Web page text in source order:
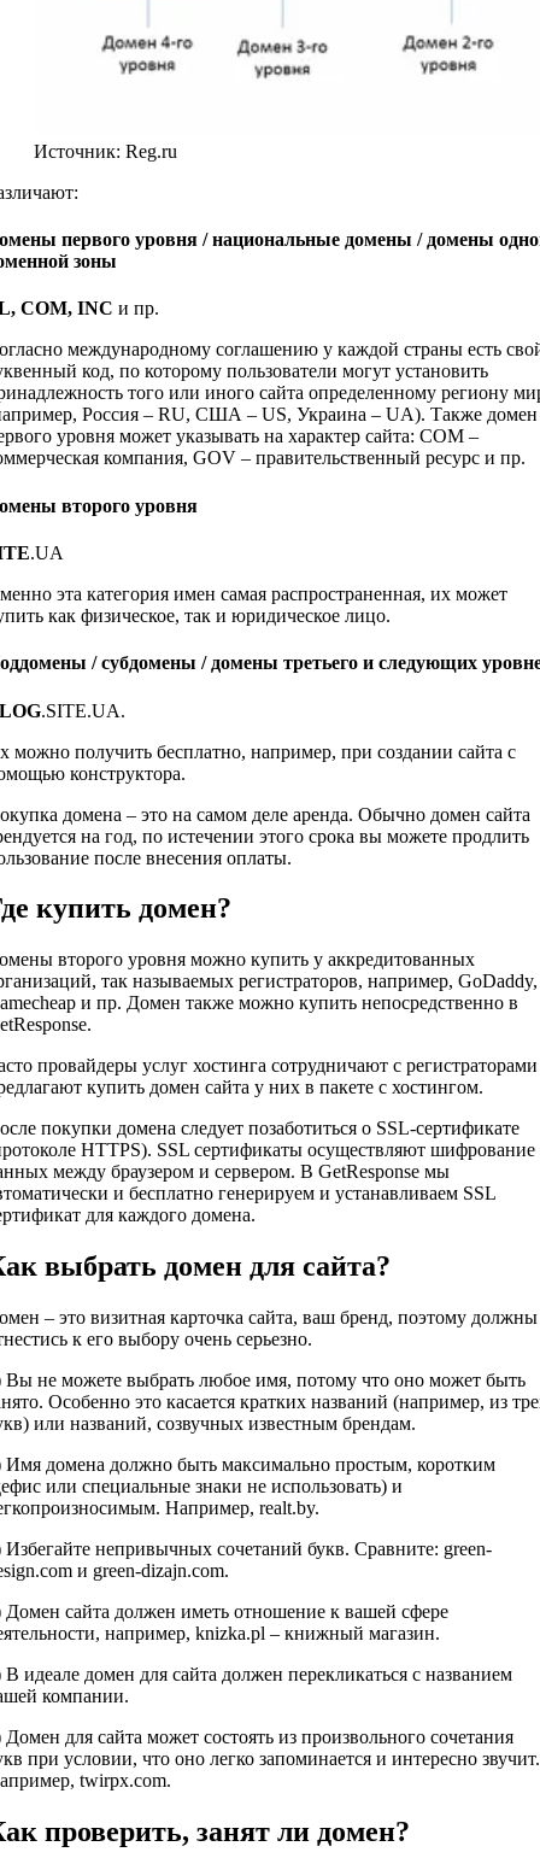
Источник: Reg.ru
первого уровня / национальные домены / домены
зоны
COM, INC и пр.
международному соглашению у каждой страны есть
код, по которому пользователи могут установить
того или иного сайта определенному региону
Россия – RU, США – US, Украина – UA). Также домен
уровня может указывать на характер сайта: COM –
компания, GOV – правительственный ресурс и пр.
второго уровня
.UA
эта категория имен самая распространенная, их может
как физическое, так и юридическое лицо.
/ субдомены / домены третьего и следующих
.SITE.UA.
можно получить бесплатно, например, при создании сайта с
конструктора.
домена – это на самом деле аренда. Обычно домен сайта
на год, по истечении этого срока вы можете продлить
после внесения оплаты.
купить домен?
второго уровня можно купить у аккредитованных
так называемых регистраторов, например, GoDaddy,
и пр. Домен также можно купить непосредственно в
провайдеры услуг хостинга сотрудничают с
купить домен сайта у них в пакете с хостингом.
покупки домена следует позаботиться о SSL-сертификате
HTTPS). SSL сертификаты осуществляют шифрование
между браузером и сервером. В GetResponse мы
и бесплатно генерируем и устанавливаем SSL
для каждого домена.
выбрать домен для сайта?
– это визитная карточка сайта, ваш бренд, поэтому должны
к его выбору очень серьезно.
Вы не можете выбрать любое имя, потому что оно может быть
Особенно это касается кратких названий (например, из
или названий, созвучных известным брендам.
Имя домена должно быть максимально простым, коротким
или специальные знаки не использовать) и
Например, realt.by.
Избегайте непривычных сочетаний букв. Сравните: green-
и green-dizajn.com.
Домен сайта должен иметь отношение к вашей сфере
например, knizka.pl – книжный магазин.
В идеале домен для сайта должен перекликаться с названием
компании.
Домен для сайта может состоять из произвольного сочетания
при условии, что оно легко запоминается и интересно звучит.
twirpx.com.
проверить, занят ли домен?